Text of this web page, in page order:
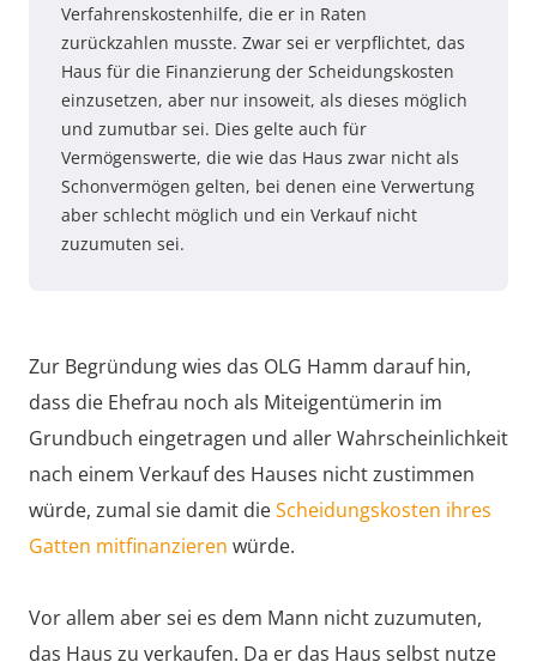
Verfahrenskostenhilfe, die er in Raten
zurückzahlen musste. Zwar sei er verpflichtet, das
Haus für die Finanzierung der Scheidungskosten
einzusetzen, aber nur insoweit, als dieses möglich
und zumutbar sei. Dies gelte auch für
Vermögenswerte, die wie das Haus zwar nicht als
Schonvermögen gelten, bei denen eine Verwertung
aber schlecht möglich und ein Verkauf nicht
zuzumuten sei.
Zur Begründung wies das OLG Hamm darauf hin,
dass die Ehefrau noch als Miteigentümerin im
Grundbuch eingetragen und aller Wahrscheinlichkeit
nach einem Verkauf des Hauses nicht zustimmen
würde, zumal sie damit dieScheidungskosten ihres
Gatten mitfinanzieren würde.
Vor allem aber sei es dem Mann nicht zuzumuten,
das Haus zu verkaufen. Da er das Haus selbst nutze